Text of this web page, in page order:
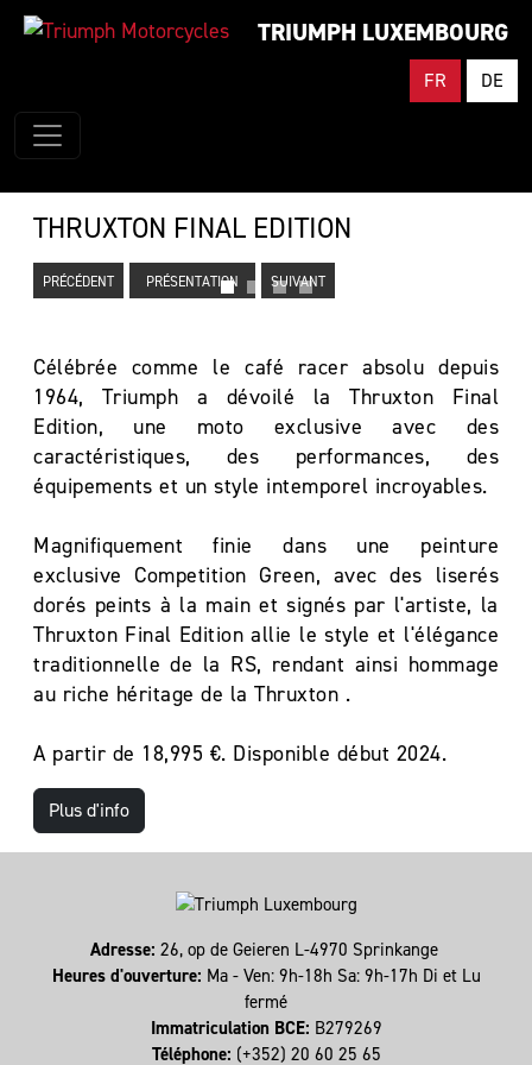
TRIUMPH LUXEMBOURG
FR DE
THRUXTON FINAL EDITION
PRÉCÉDENT PRÉSENTATION SUIVANT
Célébrée comme le café racer absolu depuis
1964, Triumph a dévoilé la Thruxton Final
Edition, une moto exclusive avec des
caractéristiques, des performances, des
équipements et un style intemporel incroyables.
Magnifiquement finie dans une peinture
exclusive Competition Green, avec des liserés
dorés peints à la main et signés par l'artiste, la
Thruxton Final Edition allie le style et l'élégance
traditionnelle de la RS, rendant ainsi hommage
au riche héritage de la Thruxton .
A partir de 18,995 €. Disponible début 2024.
Plus d'info
Adresse: 26, op de Geieren L-4970 Sprinkange
Heures d'ouverture: Ma - Ven: 9h-18h Sa: 9h-17h Di et Lu
fermé
Immatriculation BCE: B279269
Téléphone: (+352) 20 60 25 65